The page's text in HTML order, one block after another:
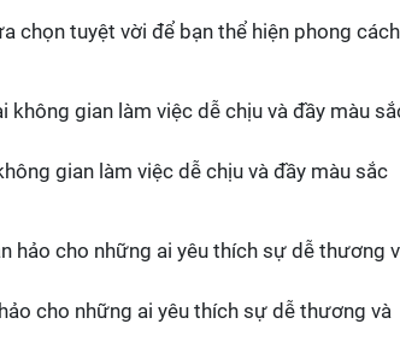
chọn tuyệt vời để bạn thể hiện phong cách
gian làm việc dễ chịu và đầy màu sắc
cho những ai yêu thích sự dễ thương và